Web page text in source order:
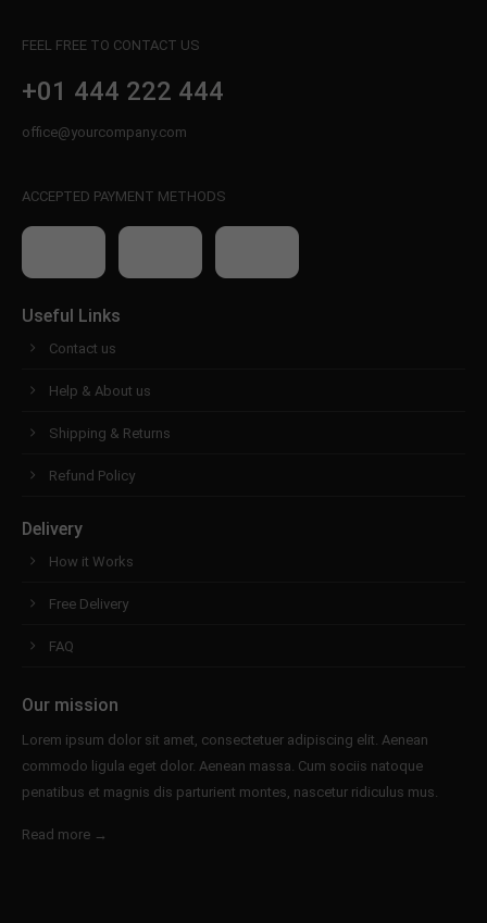
FEEL FREE TO CONTACT US
+01 444 222 444
office@yourcompany.com
ACCEPTED PAYMENT METHODS
Useful Links
Contact us
Help & About us
Shipping & Returns
Refund Policy
Delivery
How it Works
Free Delivery
FAQ
Our mission
Lorem ipsum dolor sit amet, consectetuer adipiscing elit. Aenean
commodo ligula eget dolor. Aenean massa. Cum sociis natoque
penatibus et magnis dis parturient montes, nascetur ridiculus mus.
Read more →